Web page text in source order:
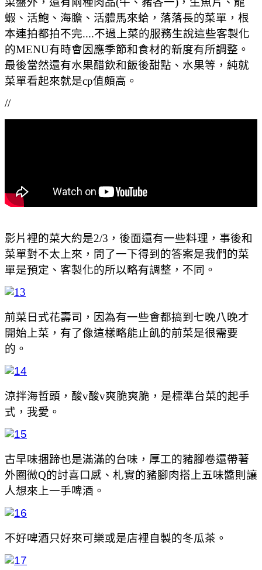
蝦、活鮑、海膽、活體馬來蛤，落落長的菜單，根
本連拍都拍不完....不過上菜的服務生說這些客製化
的MENU有時會因應季節和食材的新度有所調整。
最後當然還有水果醋飲和飯後甜點、水果等，純就
菜單看起來就是cp值頗高。
//
影片裡的菜大約是2/3，後面還有一些料理，事後和
菜單對不太上來，問了一下得到的答案是我們的菜
單是預定、客製化的所以略有調整，不同。
前菜日式花壽司，因為有一些會都搞到七晚八晚才
開始上菜，有了像這樣略能止飢的前菜是很需要
的。
涼拌海哲頭，酸v酸v爽脆爽脆，是標準台菜的起手
式，我愛。
古早味捆蹄也是滿滿的台味，厚工的豬腳卷還帶著
外圈微Q的討喜口感、札實的豬腳肉搭上五味醬則讓
人想來上一手啤酒。
不好啤酒只好來可樂或是店裡自製的冬瓜茶。